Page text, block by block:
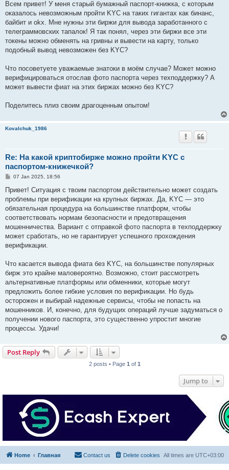
s
Всем привет! У меня старый бумажный паспорт-книжка, с которым
оказалось невозможным пройти KYC на таких гигантах как бинанс,
байбит и okx. Мне нужны эти биржи для вывода заработанного с
телеграммовских тапалок! Я так понял, через эти биржи все эти
токены можно обменять на гривны и вывести на карту, только
подобный вывод невозможен без KYC?
Что посоветуете уважаемые знатоки в моём случае? Может можно
верифицироваться отослав фото паспорта через техподдержку? А
может вывести фиат на этих биржах можно без KYC?
Поделитесь плиз своим драгоценным опытом!
Kovalchuk_1986
Re: На какой криптобирже можно пройти KYC с
паспортом-книжечкой?
P
s
07 Jan 2025, 18:56
Привет! Ситуация с твоим паспортом действительно может создать
проблемы при верификации на крупных биржах. Да, KYC — это
обязательная процедура на большинстве платформ, чтобы
соответствовать нормам безопасности и предотвращения
мошенничества. Вариант с отправкой фото паспорта в техподдержку
может сработать, но не гарантирует успешного прохождения
верификации.
Что касается вывода фиата без KYC, на большинстве популярных
бирж это крайне маловероятно. Возможно, стоит рассмотреть
альтернативные платформы или обменники, которые могут
предложить более гибкие условия по верификации. Но будь
осторожен и выбирай надежные сервисы, чтобы не попасть на
мошенников. И, конечно, для будущих операций лучше задуматься о
получении нового паспорта, это существенно упростит многие
процессы. Удачи!
Post Reply
2 posts • Page 1 of 1
Jump to
Home Главная All times are UTC+03:00
Delete cookies
Contact us